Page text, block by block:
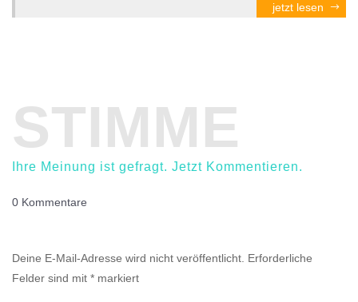
jetzt lesen
STIMME
Ihre Meinung ist gefragt. Jetzt Kommentieren.
0 Kommentare
Deine E-Mail-Adresse wird nicht veröffentlicht. Erforderliche
Felder sind mit * markiert